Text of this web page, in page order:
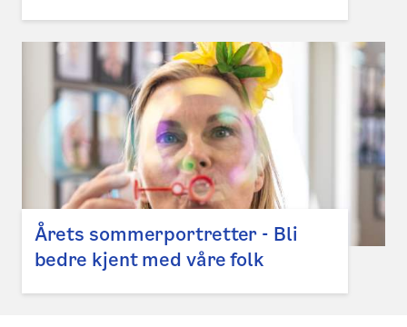
Årets sommerportretter - Bli
bedre kjent med våre folk